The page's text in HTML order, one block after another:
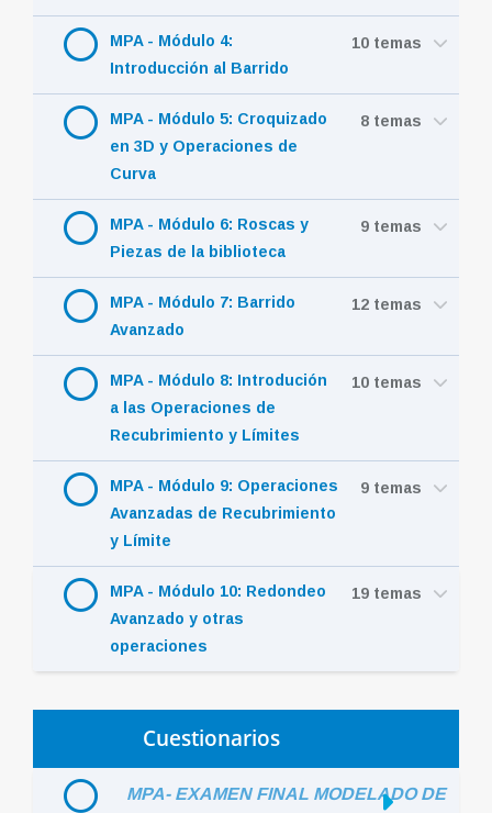
MPA - Módulo 4:
Introducción al Barrido
10 temas
MPA - Módulo 5: Croquizado
en 3D y Operaciones de
Curva
8 temas
MPA - Módulo 6: Roscas y
Piezas de la biblioteca
9 temas
MPA - Módulo 7: Barrido
Avanzado
12 temas
MPA - Módulo 8: Introdución
a las Operaciones de
Recubrimiento y Límites
10 temas
MPA - Módulo 9: Operaciones
Avanzadas de Recubrimiento
y Límite
9 temas
MPA - Módulo 10: Redondeo
Avanzado y otras
operaciones
19 temas
Cuestionarios
MPA- EXAMEN FINAL MODELADO DE